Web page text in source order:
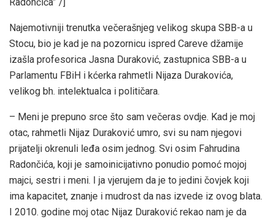
Najemotivniji trenutka večerašnjeg velikog skupa SBB-a u
Stocu, bio je kad je na pozornicu ispred Careve džamije
izašla profesorica Jasna Duraković, zastupnica SBB-a u
Parlamentu FBiH i kćerka rahmetli Nijaza Durakovića,
velikog bh. intelektualca i političara.
– Meni je prepuno srce što sam večeras ovdje. Kad je moj
otac, rahmetli Nijaz Duraković umro, svi su nam njegovi
prijatelji okrenuli leđa osim jednog. Svi osim Fahrudina
Radončića, koji je samoinicijativno ponudio pomoć mojoj
majci, sestri i meni. I ja vjerujem da je to jedini čovjek koji
ima kapacitet, znanje i mudrost da nas izvede iz ovog blata.
I 2010. godine moj otac Nijaz Duraković rekao nam je da